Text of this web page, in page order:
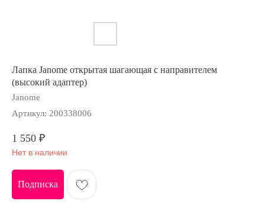
Лапка Janome открытая шагающая с направителем
(высокий адаптер)
Janome
Артикул: 200338006
1 550 ₽
Нет в наличии
Подписка